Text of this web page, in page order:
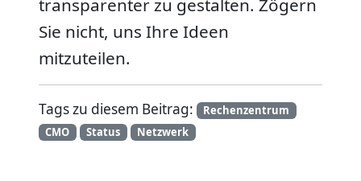
transparenter zu gestalten. Zögern
Sie nicht, uns Ihre Ideen
mitzuteilen.
Tags zu diesem Beitrag:
Rechenzentrum
CMO
Status Netzwerk